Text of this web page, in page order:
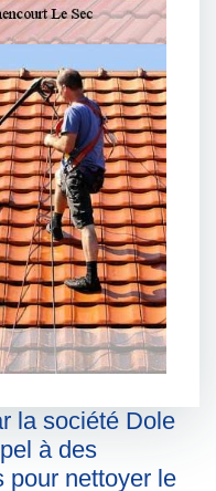
la société Dole
à des
pour nettoyer le